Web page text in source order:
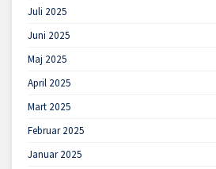
Juli 2025
Juni 2025
Maj 2025
April 2025
Mart 2025
Februar 2025
Januar 2025